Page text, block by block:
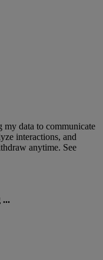
my data to communicate
interactions, and
anytime. See
...